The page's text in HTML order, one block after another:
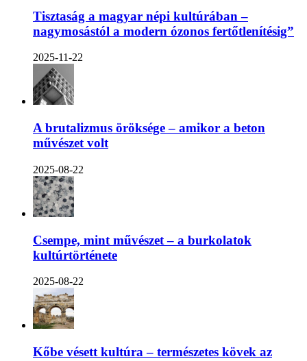
Tisztaság a magyar népi kultúrában –
nagymosástól a modern ózonos fertőtlenítésig”
2025-11-22
A brutalizmus öröksége – amikor a beton
művészet volt
2025-08-22
Csempe, mint művészet – a burkolatok
kultúrtörténete
2025-08-22
Kőbe vésett kultúra – természetes kövek az